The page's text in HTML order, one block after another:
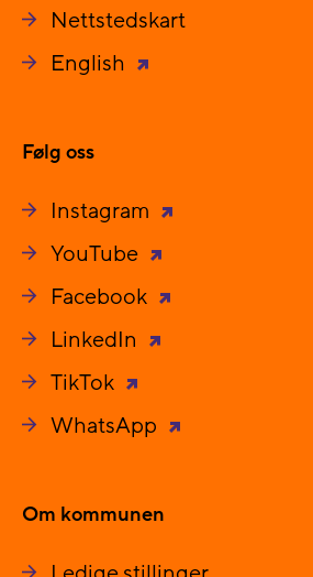
Nettstedskart
English
Følg oss
Instagram
YouTube
Facebook
LinkedIn
TikTok
WhatsApp
Om kommunen